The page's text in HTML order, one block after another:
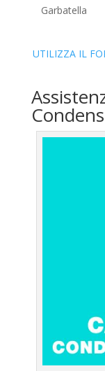
Garbatella
UTILIZZA IL